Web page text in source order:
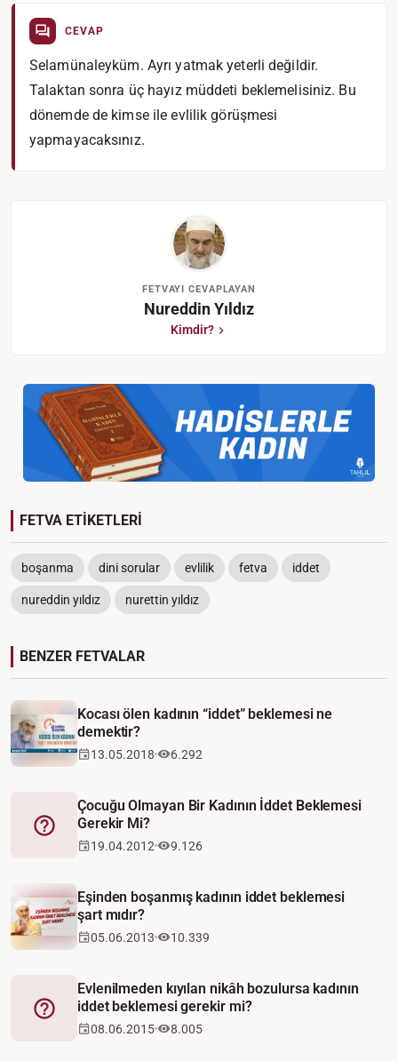
CEVAP
Selamünaleyküm. Ayrı yatmak yeterli değildir.
Talaktan sonra üç hayız müddeti beklemelisiniz. Bu
dönemde de kimse ile evlilik görüşmesi
yapmayacaksınız.
FETVAYI CEVAPLAYAN
Nureddin Yıldız
Kimdir?
FETVA ETİKETLERİ
boşanma dini sorular evlilik fetva iddet
nureddin yıldız nurettin yıldız
BENZER FETVALAR
Kocası ölen kadının “iddet” beklemesi ne
demektir?
13.05.2018 6.292
Fetva
Çocuğu Olmayan Bir Kadının İddet Beklemesi
Gerekir Mi?
19.04.2012 9.126
Eşinden boşanmış kadının iddet beklemesi
şart mıdır?
05.06.2013 10.339
Fetva
Evlenilmeden kıyılan nikâh bozulursa kadının
iddet beklemesi gerekir mi?
08.06.2015 8.005